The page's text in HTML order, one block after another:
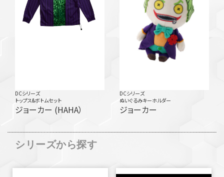
DCシリーズ
トップス&ボトムセット
ジョーカー (HAHA）
DCシリーズ
ぬいぐるみキーホルダー
ジョーカー
シリーズから探す